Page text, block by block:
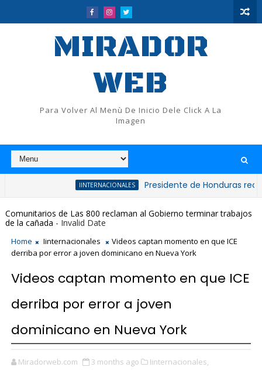
MIRADOR
WEB
Para Volver Al Menù De Inicio Dele Click A La
Imagen
IINTERNACIONALES Presidente de Honduras reconoce y
Comunitarios de Las 800 reclaman al Gobierno terminar trabajos
de la cañada - Invalid Date
Home Iinternacionales
Videos captan momento en que ICE
derriba por error a joven dominicano en Nueva York
Videos captan momento en que ICE
derriba por error a joven
dominicano en Nueva York
Miradorweb.com 3 months ago Iinternacionales,